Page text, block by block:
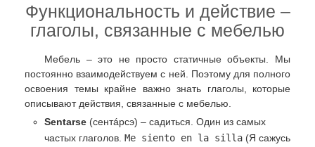
Функциональность и действие –
глаголы, связанные с мебелью
Мебель – это не просто статичные объекты. Мы
постоянно взаимодействуем с ней. Поэтому для полного
освоения темы крайне важно знать глаголы, которые
описывают действия, связанные с мебелью.
Sentarse (сентáрсэ) – садиться. Один из самых
частых глаголов. Me siento en la silla (Я сажусь